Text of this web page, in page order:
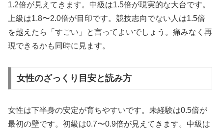
1.2倍が見えてきます。中級は1.5倍が現実的な大台です。
上級は1.8〜2.0倍が目印です。競技志向でない人は1.5倍
を越えたら「すごい」と言ってよいでしょう。痛みなく再
現できるかも同時に見ます。
女性のざっくり目安と読み方
女性は下半身の安定が育ちやすいです。未経験は0.5倍が
最初の壁です。初級は0.7〜0.9倍が見えてきます。中級は